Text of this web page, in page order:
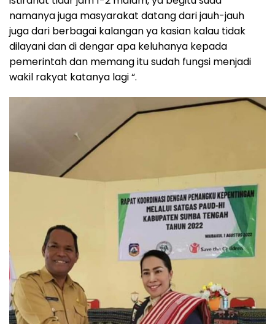
namanya juga masyarakat datang dari jauh-jauh
juga dari berbagai kalangan ya kasian kalau tidak
dilayani dan di dengar apa keluhanya kepada
pemerintah dan memang itu sudah fungsi menjadi
wakil rakyat katanya lagi “.